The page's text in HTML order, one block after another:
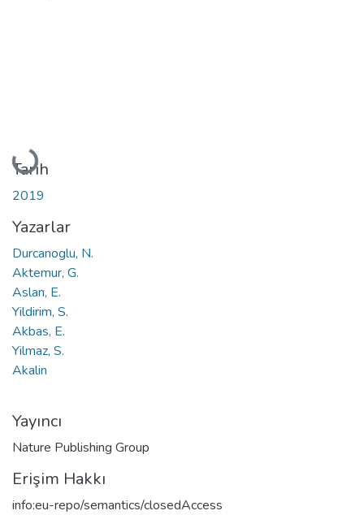
Yükleniyor...
Tarih
2019
Yazarlar
Durcanoglu, N.
Aktemur, G.
Aslan, E.
Yildirim, S.
Akbas, E.
Yilmaz, S.
Akalin
Yayıncı
Nature Publishing Group
Erişim Hakkı
info:eu-repo/semantics/closedAccess